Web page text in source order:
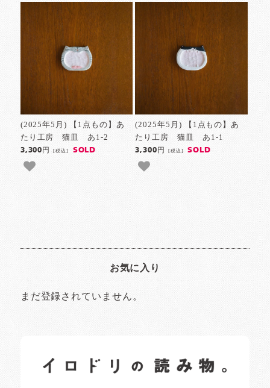
(2025年5月) 【1点もの】あ
たり工房 猫皿 あ1-2
3,300円[税込] SOLD
(2025年5月) 【1点もの】あ
たり工房 猫皿 あ1-1
3,300円 [税込] SOLD
お気に入り
まだ登録されていません。
日常の様子など随時更新中です。